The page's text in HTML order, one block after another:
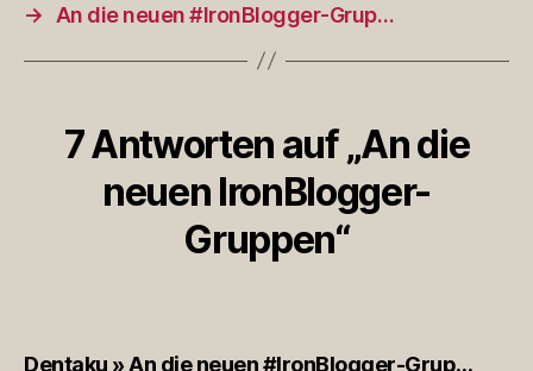
→
An die neuen #IronBlogger-Grup…
7 Antworten auf „An die
neuen IronBlogger-
Gruppen“
Dentaku » An die neuen #IronBlogger-Grup…